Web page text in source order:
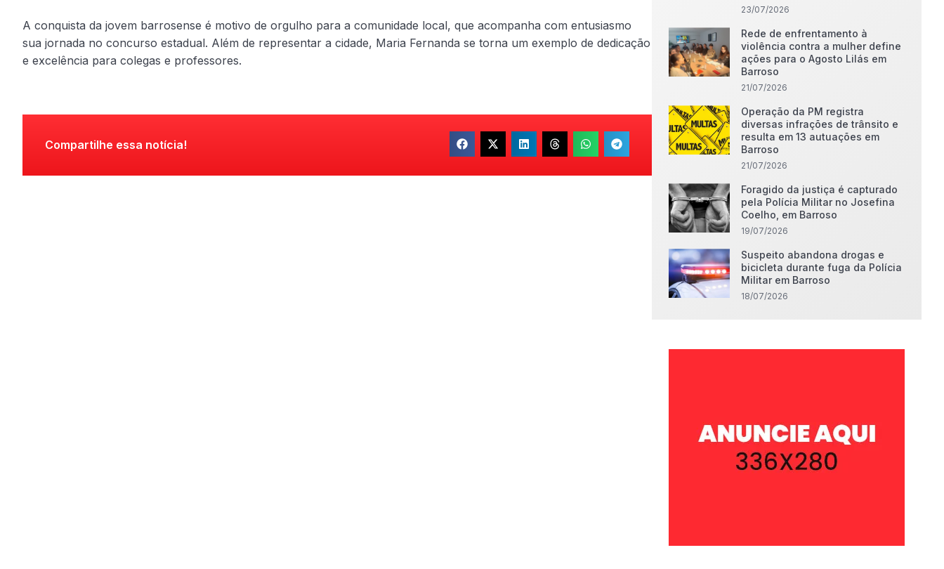
A conquista da jovem barrosense é motivo de orgulho para a comunidade local, que acompanha com entusiasmo
sua jornada no concurso estadual. Além de representar a cidade, Maria Fernanda se torna um exemplo de dedicação
e excelência para colegas e professores.
Compartilhe essa notícia!
23/07/2026
Rede de enfrentamento à
violência contra a mulher define
ações para o Agosto Lilás em
Barroso
21/07/2026
Operação da PM registra
diversas infrações de trânsito e
resulta em 13 autuações em
Barroso
21/07/2026
Foragido da justiça é capturado
pela Polícia Militar no Josefina
Coelho, em Barroso
19/07/2026
Suspeito abandona drogas e
bicicleta durante fuga da Polícia
Militar em Barroso
18/07/2026